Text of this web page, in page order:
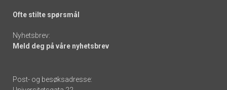
Ofte stilte spørsmål
Nyhetsbrev:
Meld deg på våre nyhetsbrev
Post- og besøksadresse: